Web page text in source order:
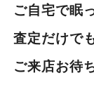
ご自宅で眠
査定だけで
ご来店お待